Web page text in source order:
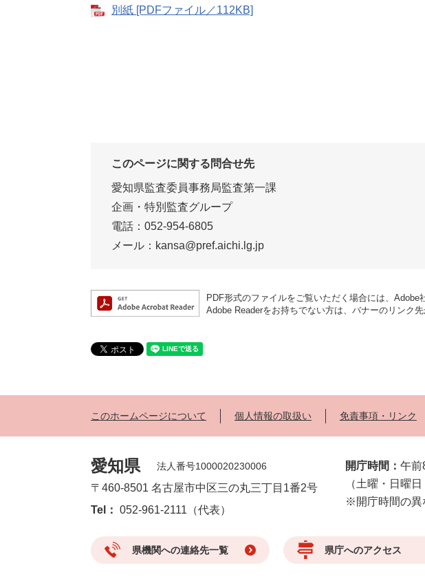
別紙 [PDFファイル／112KB]
このページに関する問合せ先
愛知県監査委員事務局監査第一課
企画・特別監査グループ
電話：052-954-6805
メール：kansa@pref.aichi.lg.jp
PDF形式のファイルをご覧いただく場合には、Adobe
Adobe Readerをお持ちでない方は、バナーのリンク
このホームページについて 個人情報の取扱い 免責事項・リンク
愛知県 法人番号1000020230006
〒460-8501 名古屋市中区三の丸三丁目1番2号
Tel： 052-961-2111（代表）
開庁時間： 午前
（土曜・日曜
※開庁時間の異
県機関への連絡先一覧 県庁へのアクセス